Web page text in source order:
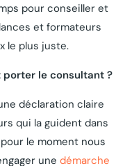
pour conseiller et
et formateurs
le plus juste.
le consultant ?
déclaration claire
qui la guident dans
le moment nous
une démarche